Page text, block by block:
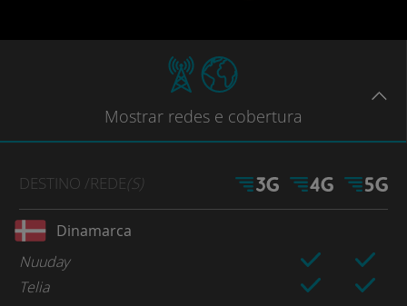
Mostrar redes e cobertura
DESTINO /REDE(S)
Dinamarca
Nuuday
Telia